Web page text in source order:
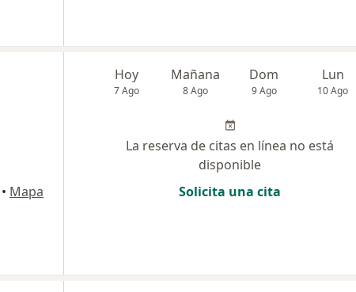
• Mapa
Hoy
7 Ago
Mañana
8 Ago
Dom
9 Ago
Lun
10 Ago
La reserva de citas en línea no está
disponible
Solicita una cita